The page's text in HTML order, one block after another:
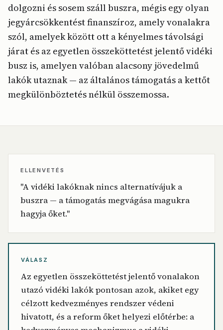
dolgozni és sosem száll buszra, mégis egy olyan
jegyárcsökkentést finanszíroz, amely vonalakra
szól, amelyek között ott a kényelmes távolsági
járat és az egyetlen összeköttetést jelentő vidéki
busz is, amelyen valóban alacsony jövedelmű
lakók utaznak — az általános támogatás a kettőt
megkülönböztetés nélkül összemossa.
ELLENVETÉS
"A vidéki lakóknak nincs alternatívájuk a
buszra — a támogatás megvágása magukra
hagyja őket."
VÁLASZ
Az egyetlen összeköttetést jelentő vonalakon
utazó vidéki lakók pontosan azok, akiket egy
célzott kedvezményes rendszer védeni
hivatott, és a reform őket helyezi előtérbe: a